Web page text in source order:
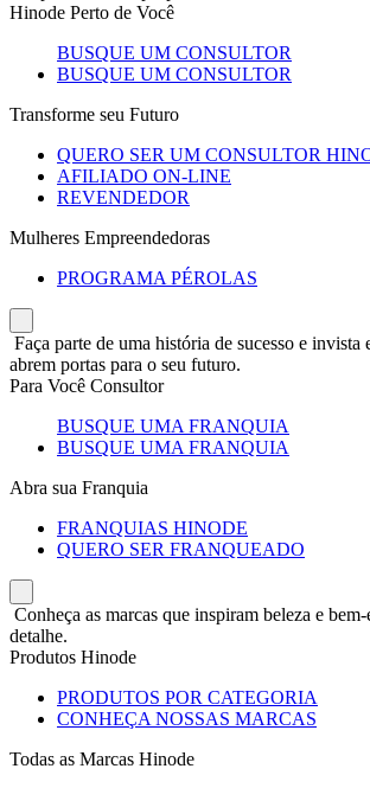
Hinode Perto de Você
BUSQUE UM CONSULTOR
BUSQUE UM CONSULTOR
Transforme seu Futuro
QUERO SER UM CONSULTOR
AFILIADO ON-LINE
REVENDEDOR
Mulheres Empreendedoras
PROGRAMA PÉROLAS
Faça parte de uma história de sucesso e invista
abrem portas para o seu futuro.
Para Você Consultor
BUSQUE UMA FRANQUIA
BUSQUE UMA FRANQUIA
Abra sua Franquia
FRANQUIAS HINODE
QUERO SER FRANQUEADO
Conheça as marcas que inspiram beleza e bem-
detalhe.
Produtos Hinode
PRODUTOS POR CATEGORIA
CONHEÇA NOSSAS MARCAS
Todas as Marcas Hinode